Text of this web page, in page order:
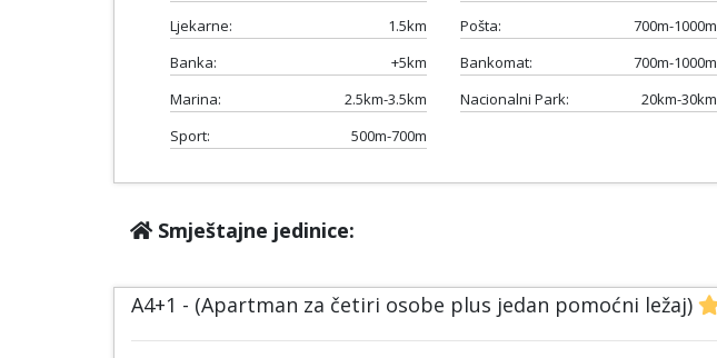
Ljekarne:
1.5km Pošta: 700m-1000m
Banka:
+5km Bankomat: 700m-1000m
Marina:
2.5km-3.5km Nacionalni Park: 20km-30km
Sport:
500m-700m
Smještajne jedinice:
A4+1 - (Apartman za četiri osobe plus jedan pomoćni ležaj)